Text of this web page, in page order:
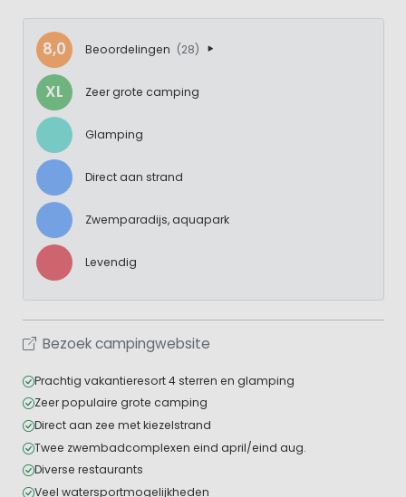
8,0 Beoordelingen (28)
XL Zeer grote camping
Glamping
Direct aan strand
Zwemparadijs, aquapark
Levendig
Bezoek campingwebsite
Prachtig vakantieresort 4 sterren en glamping
Zeer populaire grote camping
Direct aan zee met kiezelstrand
Twee zwembadcomplexen eind april/eind aug.
Diverse restaurants
Veel watersportmogelijkheden